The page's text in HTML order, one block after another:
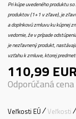
Pri kúpe uvedeného produktu
produktov (1+1 v zľave), je
a doplnkovú zmluvu ku kúpnej
vedomie, že v prípade
je nezľavnený produkt,
vzťahu k zmluve, ktorej
110,99 EUR
Odporúčaná
Veľkosti EÚ Veľkosti